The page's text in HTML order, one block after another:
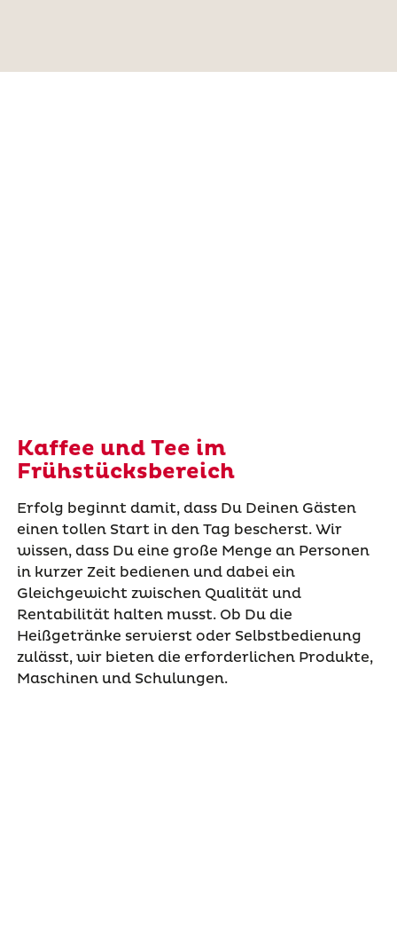
Kaffee und Tee im
Frühstücksbereich
Erfolg beginnt damit, dass Du Deinen Gästen
einen tollen Start in den Tag bescherst. Wir
wissen, dass Du eine große Menge an Personen
in kurzer Zeit bedienen und dabei ein
Gleichgewicht zwischen Qualität und
Rentabilität halten musst. Ob Du die
Heißgetränke servierst oder Selbstbedienung
zulässt, wir bieten die erforderlichen Produkte,
Maschinen und Schulungen.